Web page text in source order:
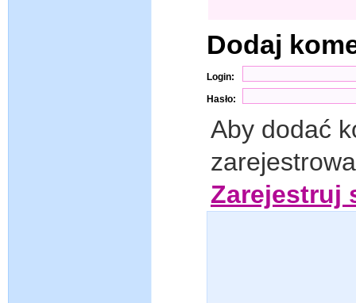
Dodaj
Login:
Hasło:
Aby dodać
Zarejestruj